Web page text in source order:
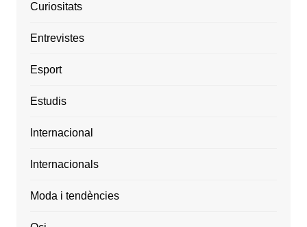
Curiositats
Entrevistes
Esport
Estudis
Internacional
Internacionals
Moda i tendències